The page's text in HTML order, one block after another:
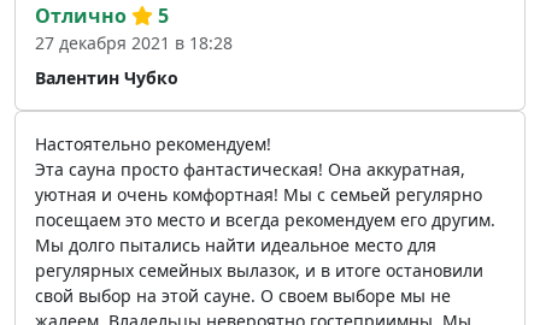
Валентин Чубко
Отлично 5
27 декабря 2021 в 18:28
Настоятельно рекомендуем!
Эта сауна просто фантастическая! Она аккуратная,
уютная и очень комфортная! Мы с семьей регулярно
посещаем это место и всегда рекомендуем его другим.
Мы долго пытались найти идеальное место для
регулярных семейных вылазок, и в итоге остановили
свой выбор на этой сауне. О своем выборе мы не
жалеем. Владельцы невероятно гостеприимны. Мы